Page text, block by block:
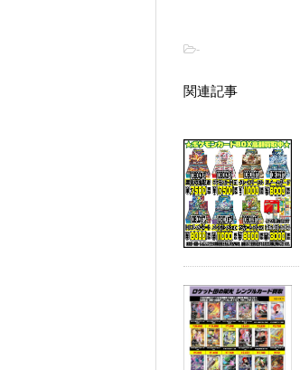
-
関連記事